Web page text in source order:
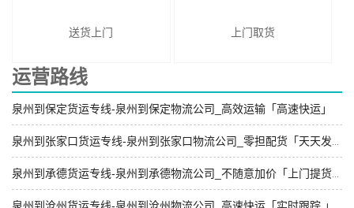
送货上门 上门取货
运营路线
泉州到保定货运专线-泉州到保定物流公司_高效运输「高速快运」